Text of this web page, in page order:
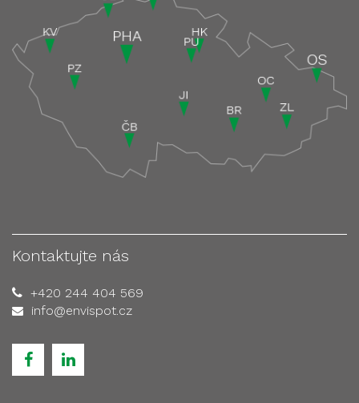
Kontaktujte nás
+420 244 404 569
info@envispot.cz